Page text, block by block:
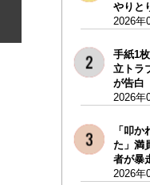
やりと
2026年
手紙1
立トラ
が告白
2026年
「叩
た」満
者が暴
2026年